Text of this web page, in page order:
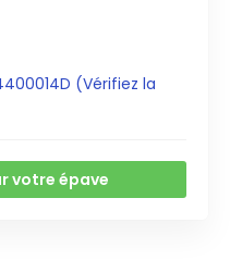
(Vérifiez la
votre épave